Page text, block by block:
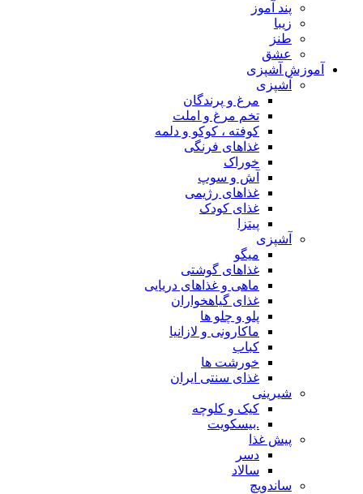
پند آموز
زیبا
طنز
عشق
آموزش آشپزی
آشپزی
مرغ و پرندگان
تخم مرغ و املت
کوفته ، کوکو و دلمه
غذاهای فرنگی
خوراک
آش و سوپ
غذاهای رژیمی
غذای کودک
پیتزا
آشپزی
میگو
غذاهای گوشتی
ماهی و غذاهای دریایی
غذای گیاهخواران
پلو و چلو ها
ماکارونی و لازانیا
کباب
خورشت ها
غذای سنتی ایران
شیرینی
کیک و کلوچه
.بیسکویت
پیش غذا
دسر
سالاد
ساندویچ